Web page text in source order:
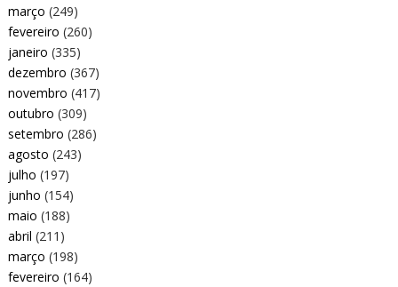
março (249)
fevereiro (260)
janeiro (335)
dezembro (367)
novembro (417)
outubro (309)
setembro (286)
agosto (243)
julho (197)
junho (154)
maio (188)
abril (211)
março (198)
fevereiro (164)